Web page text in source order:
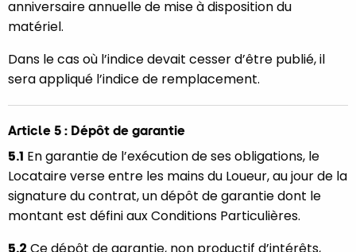
anniversaire annuelle de mise à disposition du
matériel.
Dans le cas où l’indice devait cesser d’être publié, il
sera appliqué l’indice de remplacement.
Article 5 : Dépôt de garantie
5.1 En garantie de l’exécution de ses obligations, le
Locataire verse entre les mains du Loueur, au jour de la
signature du contrat, un dépôt de garantie dont le
montant est défini aux Conditions Particulières.